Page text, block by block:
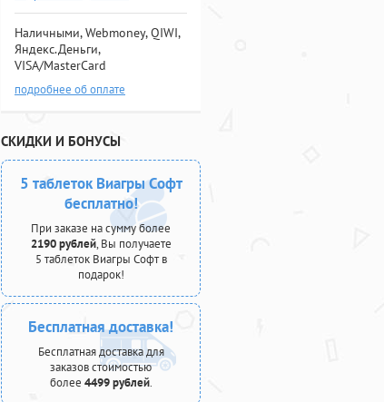
Наличными, Webmoney, QIWI,
Яндекс.Деньги,
VISA/MasterCard
подробнее об оплате
СКИДКИ И БОНУСЫ
5 таблеток Виагры Софт
бесплатно!
При заказе на сумму более
2190 рублей, Вы получаете
5 таблеток Виагры Софт в
подарок!
Бесплатная доставка!
Бесплатная доставка для
заказов стоимостью
более 4499 рублей.